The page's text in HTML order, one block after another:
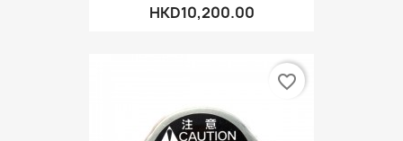
HKD10,200.00
favorite_border